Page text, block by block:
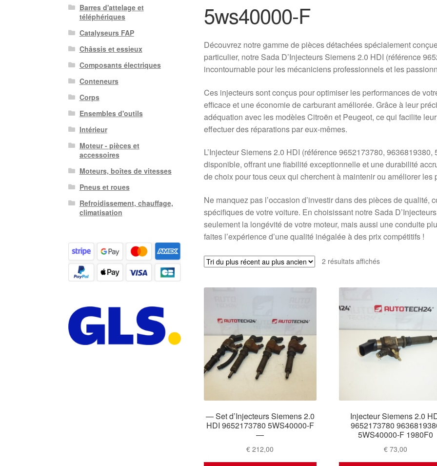
5ws40000-F
Découvrez notre gamme de pièces détachées spécialement
particulier, notre Sada D’Injecteurs Siemens 2.0 HDI (référence
incontournable pour les mécaniciens professionnels et les
Ces injecteurs sont conçus pour optimiser les performances de
efficace et une économie de carburant améliorée. Grâce à leur
adéquation avec les modèles Citroën et Peugeot, ce qui facilite
effectuer des réparations par eux-mêmes.
L’Injecteur Siemens 2.0 HDI (référence 9652173780,
disponible, offrant une fiabilité exceptionnelle et une durabilité
de choix pour tous ceux qui cherchent à maintenir ou améliorer les
Ne manquez pas l’occasion d’investir dans des pièces de qualité,
spécifiques de votre voiture. En choisissant notre Sada
seulement la longévité de votre moteur, mais aussi une conduite
faites l’expérience d’une qualité inégalée à des prix compétitifs !
2 résultats affichésTrié
au
plus
— Set d’Injecteurs Siemens 2.0
HDI 9652173780 5WS40000-F
—
€ 212,00
Injecteur Siemens 2.0
9652173780
5WS40000-F 1980F0
€73,00
Barres d'attelage et
téléphériques
Catalyseurs FAP
Châssis et essieux
Composants électriques
Conteneurs
Corps
Ensembles d'outils
Intérieur
Moteur - pièces et
accessoires
Moteurs, boîtes de vitesses
Pneus et roues
Refroidissement, chauffage,
climatisation